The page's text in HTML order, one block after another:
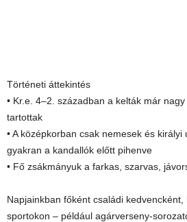
Történeti áttekintés
• Kr.e. 4–2. században a kelták már
tartottak
• A középkorban csak nemesek és királyi
gyakran a kandallók előtt pihenve
• Fő zsákmányuk a farkas, szarvas,
Napjainkban főként családi
sportokon – például agárverseny-